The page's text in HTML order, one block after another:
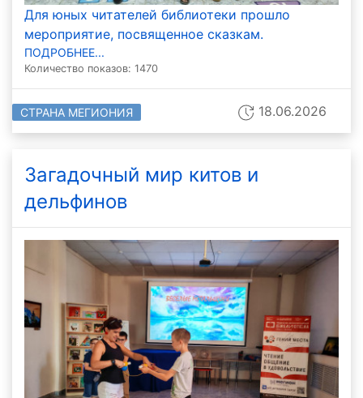
Для юных читателей библиотеки прошло
мероприятие, посвященное сказкам.
ПОДРОБНЕЕ...
Количество показов: 1470
СТРАНА МЕГИОНИЯ 18.06.2026
Загадочный мир китов и
дельфинов